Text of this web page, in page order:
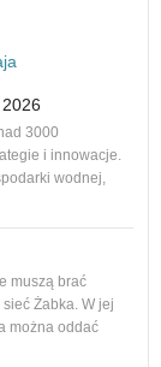
3000
i innowacje.
wodnej,
muszą brać
Żabka. W jej
można oddać